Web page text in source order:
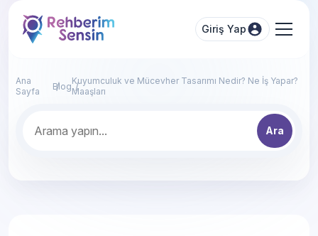
Giriş Yap
Ana
Sayfa
BlogKuyumculuk ve Mücevher Tasarımı Nedir? Ne İş Yapar?
Maaşları
Ara